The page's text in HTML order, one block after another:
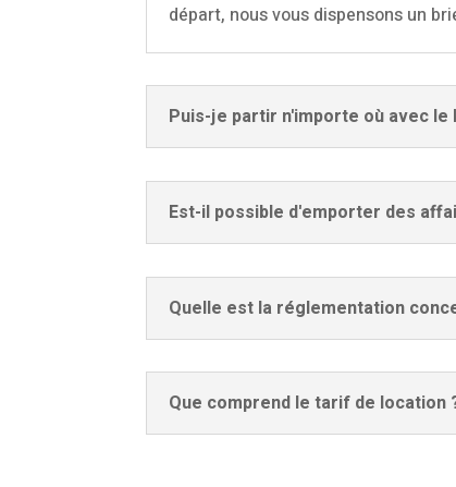
départ, nous vous dispensons un
Puis-je partir n'importe où avec le
Est-il possible d'emporter des
Quelle est la réglementation
Que comprend le tarif de location